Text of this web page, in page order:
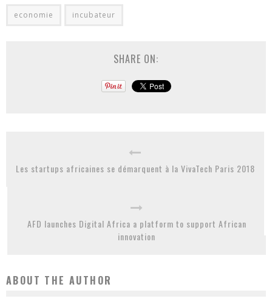
economie incubateur
SHARE ON:
Les startups africaines se démarquent à la VivaTech Paris 2018
AFD launches Digital Africa a platform to support African
innovation
ABOUT THE AUTHOR